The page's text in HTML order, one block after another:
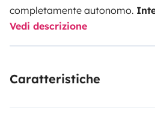
completamente autonomo.
ozonizzatore 400 g / ora
covid19). Lo affitto per poter
trazione. Ruote in alluminio da
Vedi descrizione
Caratteristiche